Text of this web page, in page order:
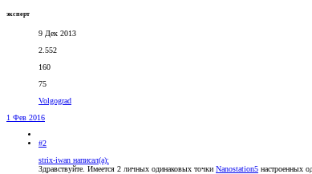
эксперт
9 Дек 2013
2.552
160
75
Volgograd
1 Фев 2016
#2
strix-iwan написал(а):
Здравствуйте. Имеется 2 личных одинаковых точки Nanostation5 настроенных